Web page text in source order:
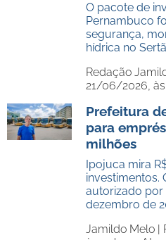
O pacote de
Pernambuco
segurança,
hídrica no
Redação
21/06/2026, às
Prefeitura
para
milhões
Ipojuca mira
investimentos.
autorizado por
dezembro de
Jamildo Melo |